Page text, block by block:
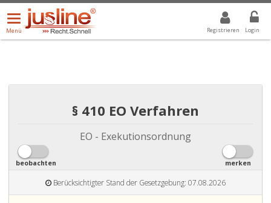
Registrieren Login
Menü
öffnen/schließen
Menü
ALLE DROPDOWN: GEWÄHLTER WERT IST ALLE
§ 410 EO Verfahren
EO - Exekutionsordnung
beobachten merken
Berücksichtigter Stand der Gesetzgebung: 07.08.2026